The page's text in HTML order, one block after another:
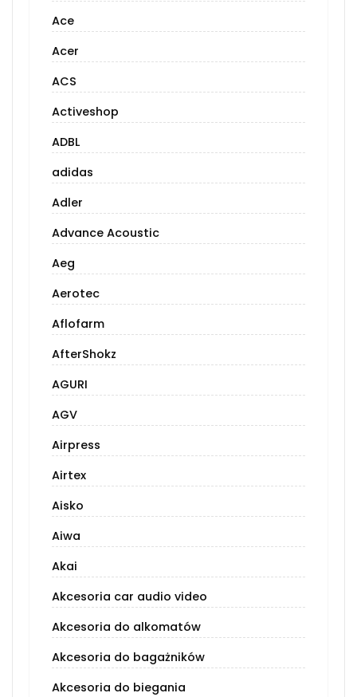
Ace
Acer
ACS
Activeshop
ADBL
adidas
Adler
Advance Acoustic
Aeg
Aerotec
Aflofarm
AfterShokz
AGURI
AGV
Airpress
Airtex
Aisko
Aiwa
Akai
Akcesoria car audio video
Akcesoria do alkomatów
Akcesoria do bagażników
Akcesoria do biegania